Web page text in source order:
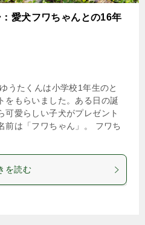
愛犬フワちゃんとの16年
うたくんは小学校1年生のと
をもらいました。ある日の誕
可愛らしい子犬がプレゼント
前は「フワちゃん」。 フワち
を読む